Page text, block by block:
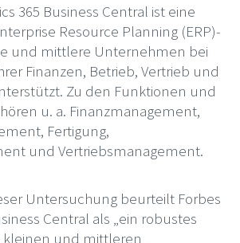
365 Business Central ist eine
Resource Planning (ERP)-
und mittlere Unternehmen bei
Finanzen, Betrieb, Vertrieb und
Zu den Funktionen und
u. a. Finanzmanagement,
Fertigung,
und Vertriebsmanagement.
Untersuchung beurteilt Forbes
Central als „ein robustes
kleinen und mittleren